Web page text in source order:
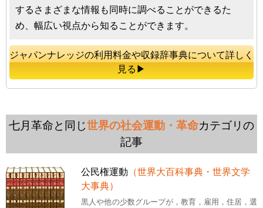
するさまざまな情報も同時に調べることができるた
め、幅広い視点から知ることができます。
ジャパンナレッジの利用料金や収録辞事典について詳しく
見る▶
七月革命と同じ世界の社会運動・革命カテゴリの
記事
公民権運動 （世界大百科事典・世界文学
大事典）
黒人や他の少数グループが，教育，雇用，住居，選